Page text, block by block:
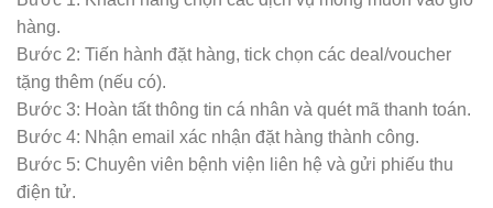
hàng.
Bước 2: Tiến hành đặt hàng, tick chọn các deal/voucher
tặng thêm (nếu có).
Bước 3: Hoàn tất thông tin cá nhân và quét mã thanh toán.
Bước 4: Nhận email xác nhận đặt hàng thành công.
Bước 5: Chuyên viên bệnh viện liên hệ và gửi phiếu thu
điện tử.